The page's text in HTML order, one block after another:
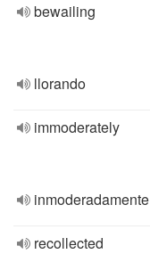
bewailing
llorando
immoderately
inmoderadamente
recollected